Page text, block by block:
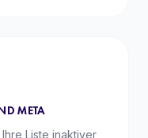
META
Liste inaktiver